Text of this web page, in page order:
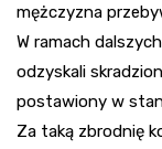
mężczyzna
W ramach
odzyskali
postawiony w
Za taką zbrodnię